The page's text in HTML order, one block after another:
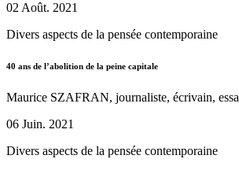
02 Août. 2021
Divers aspects de la pensée contemporaine
40 ans de l’abolition de la peine capitale
Maurice SZAFRAN, journaliste, écrivain,
06 Juin. 2021
Divers aspects de la pensée contemporaine